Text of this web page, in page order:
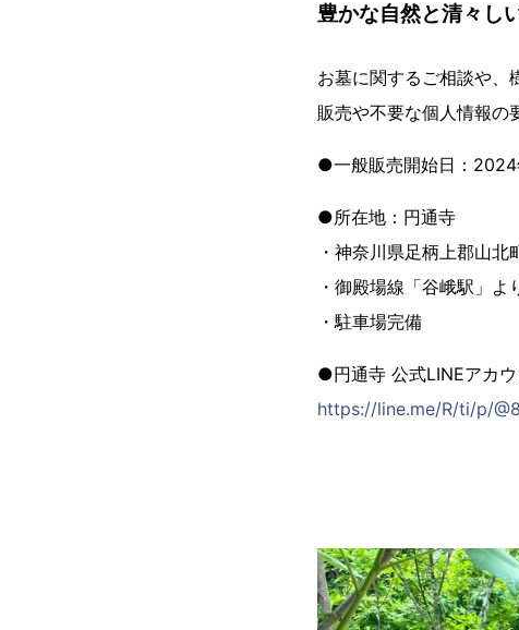
豊かな自然と清々し
お墓に関するご相談や、
販売や不要な個人情報の
●一般販売開始日：
●所在地：円通寺
・神奈川県足柄上郡山北
・御殿場線「谷峨駅」よ
・駐車場完備
●円通寺 公式LINEアカ
https://line.me/R/ti/p/